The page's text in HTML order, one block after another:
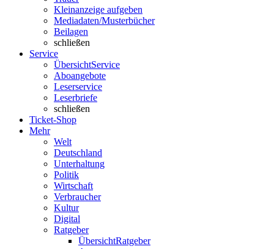
Kleinanzeige aufgeben
Mediadaten/Musterbücher
Beilagen
schließen
Service
ÜbersichtService
Aboangebote
Leserservice
Leserbriefe
schließen
Ticket-Shop
Mehr
Welt
Deutschland
Unterhaltung
Politik
Wirtschaft
Verbraucher
Kultur
Digital
Ratgeber
ÜbersichtRatgeber